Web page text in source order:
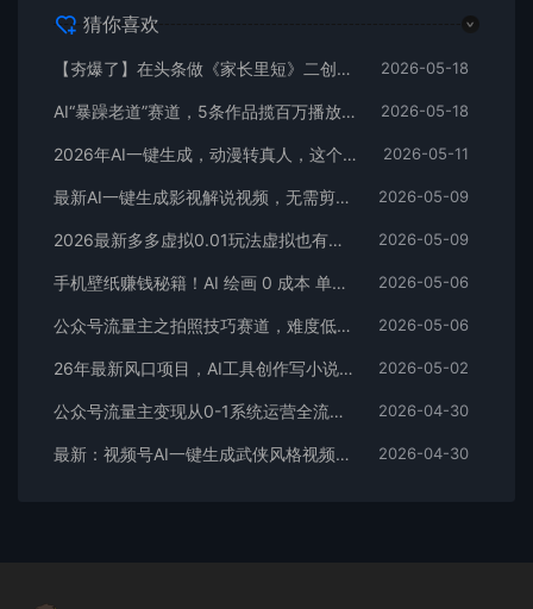
猜你喜欢
【夯爆了】在头条做《家长里短》二创小故事，这个月收益2w+ 2026-05-18
AI“暴躁老道”赛道，5条作品揽百万播放！（附变现全攻略） 2026-05-18
2026年AI一键生成，动漫转真人，这个月靠这个AI赚了2W+ 2026-05-11
最新AI一键生成影视解说视频，无需剪辑3分钟1条，条条爆款，多平台变现日入2000+ 2026-05-09
2026最新多多虚拟0.01玩法虚拟也有新门路轻松日入2500! 2026-05-09
手机壁纸赚钱秘籍！AI 绘画 0 成本 单店狂销 3.8 万单 2026-05-06
公众号流量主之拍照技巧赛道，难度低+流量大，起号第一篇就爆了10w阅读！ 2026-05-06
26年最新风口项目，AI工具创作写小说，轻松实现日入1000+ 2026-05-02
公众号流量主变现从0-1系统运营全流程讲解！ 2026-04-30
最新：视频号AI一键生成武侠风格视频，狂撸视频号分成收益，学完轻松日入1000+ 2026-04-30